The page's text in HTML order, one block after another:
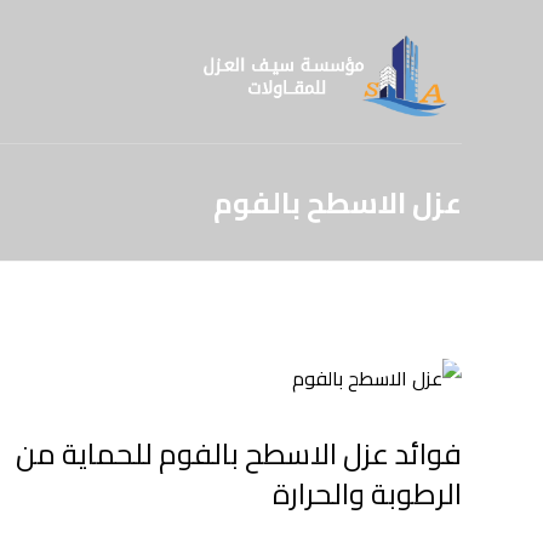
عزل الاسطح بالفوم
فوائد عزل الاسطح بالفوم للحماية من
الرطوبة والحرارة